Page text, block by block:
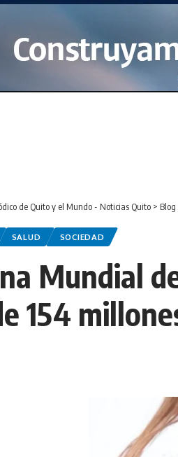
de Quito y el Mundo - Noticias Quito > Blog
SALUD SOCIEDAD
Mundial
154